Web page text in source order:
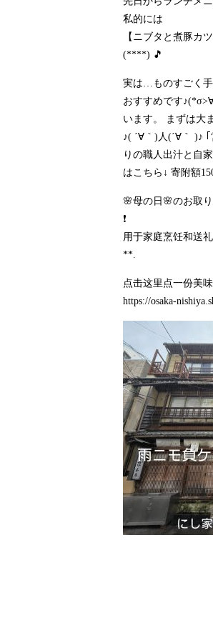
私的には
【ニブタと煮豚カ
(****) 🎵
実は…ものすごく
おすすめです
います。 まずは大
♪( ´∀｀)人(´∀｀ )♪
りの職人出汁と自
はこちら↓ 寄附額
🌸母の日🌸のお取
❗️
用于家庭烹饪和送
**.
点击这里点一份美味
https://osaka-